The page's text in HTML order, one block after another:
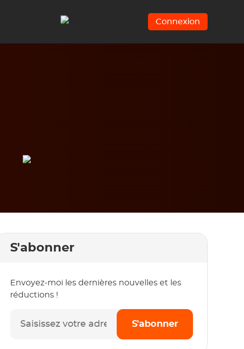
Connexion
S'abonner
Envoyez-moi les dernières nouvelles et les
réductions !
S'abonner